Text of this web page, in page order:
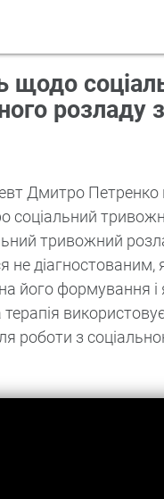
Публікації
UAENRU
щодо
розладу
Дмитро Петренко
соціальний
тривожний
не діагностованим,
його формування і
терапія
роботи з